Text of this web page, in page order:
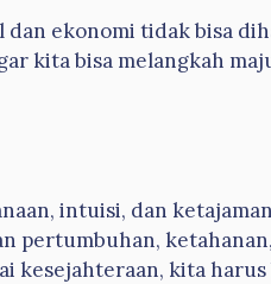
dan ekonomi tidak bisa
kita bisa melangkah
intuisi, dan
pertumbuhan,
kesejahteraan, kita